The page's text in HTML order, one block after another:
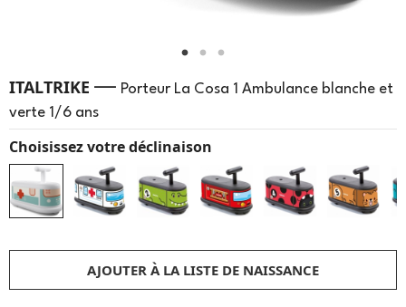
ITALTRIKE — Porteur La Cosa 1 Ambulance blanche et
verte 1/6 ans
Choisissez votre déclinaison
AJOUTER À LA LISTE DE NAISSANCE